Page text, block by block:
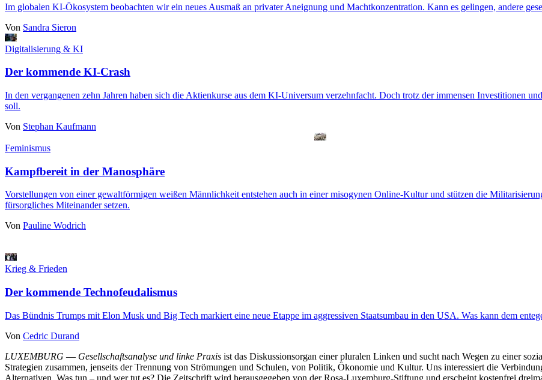
Im globalen KI-Ökosystem beobachten wir ein neues Ausmaß an privater Aneignung und Machtkonzentration. Kann es gelingen, andere
Von Sandra Sieron
Digitalisierung & KI
Der kommende KI-Crash
In den vergangenen zehn Jahren haben sich die Aktienkurse aus dem KI-Universum verzehnfacht. Doch trotz der immensen Investitionen
soll.
Von Stephan Kaufmann
Feminismus
Kampfbereit in der Manosphäre
Vorstellungen von einer gewaltförmigen weißen Männlichkeit entstehen auch in einer misogynen Online-Kultur und stützen die
fürsorgliches Miteinander setzen.
Von Pauline Wodrich
Krieg & Frieden
Der kommende Technofeudalismus
Das Bündnis Trumps mit Elon Musk und Big Tech markiert eine neue Etappe im aggressiven Staatsumbau in den USA. Was kann dem
Von Cedric Durand
LUXEMBURG — Gesellschaftsanalyse und linke Praxis ist das Diskussionsorgan einer pluralen Linken und sucht nach Wegen zu einer
Strategien zusammen, jenseits der Trennung von Strömungen und Schulen, von Politik, Ökonomie und Kultur. Uns interessiert die
Alternativen. Was tun – und wer tut es? Die Zeitschrift wird herausgegeben von der Rosa-Luxemburg-Stiftung und erscheint kostenfrei